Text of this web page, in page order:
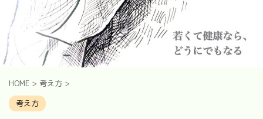
HOME > 考え方 >
考え方